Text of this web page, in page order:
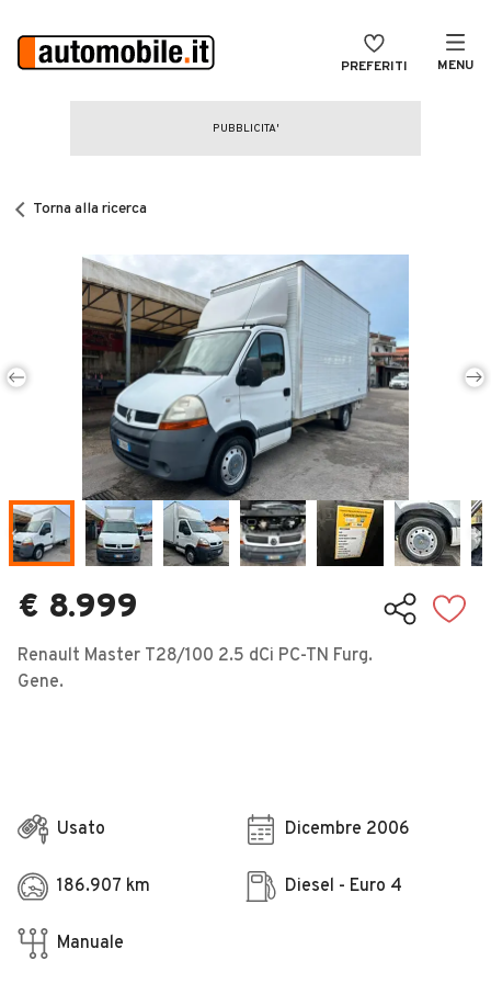
PREFERITI MENU
CERCA
Auto Nuove
Noleggio a lungo termine
Auto d'epoca
Moto
Camper
Veicoli Commerciali
Concessionari
Torna alla ricerca
€ 8.999
Renault Master T28/100 2.5 dCi PC-TN Furg.
Gene.
Usato Dicembre 2006
186.907 km Diesel - Euro 4
Manuale